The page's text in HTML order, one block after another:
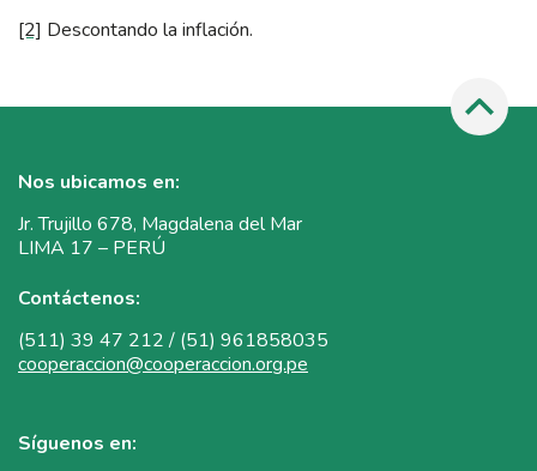
[2] Descontando la inflación.
Nos ubicamos en:
Jr. Trujillo 678, Magdalena del Mar
LIMA 17 – PERÚ
Contáctenos:
(511) 39 47 212 / (51) 961858035
cooperaccion@cooperaccion.org.pe
Síguenos en: